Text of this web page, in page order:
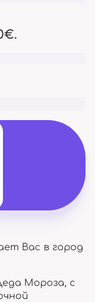
Вас в город
Мороза, с